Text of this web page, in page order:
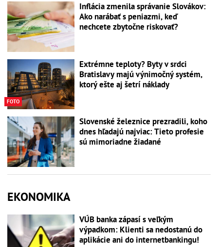
Inflácia zmenila správanie Slovákov:
Ako narábať s peniazmi, keď
nechcete zbytočne riskovať?
FOTO
Extrémne teploty? Byty v srdci
Bratislavy majú výnimočný systém,
ktorý ešte aj šetrí náklady
Slovenské železnice prezradili, koho
dnes hľadajú najviac: Tieto profesie
sú mimoriadne žiadané
EKONOMIKA
VÚB banka zápasí s veľkým
výpadkom: Klienti sa nedostanú do
aplikácie ani do internetbankingu!